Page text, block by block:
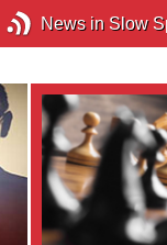
News in Slow